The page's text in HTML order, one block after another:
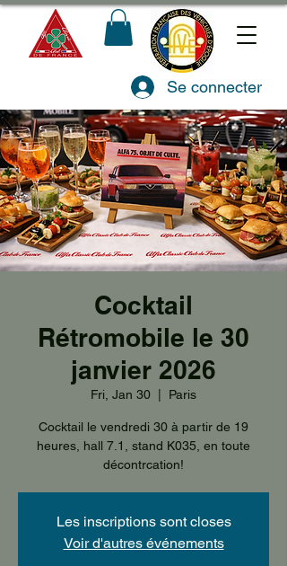
Se connecter
Cocktail
Rétromobile le 30
janvier 2026
Fri, Jan 30 Paris
Cocktail le vendredi 30 à partir de 19
heures, hall 7.1, stand K035, en toute
décontrcation!
Les inscriptions sont closes
Voir d'autres événements